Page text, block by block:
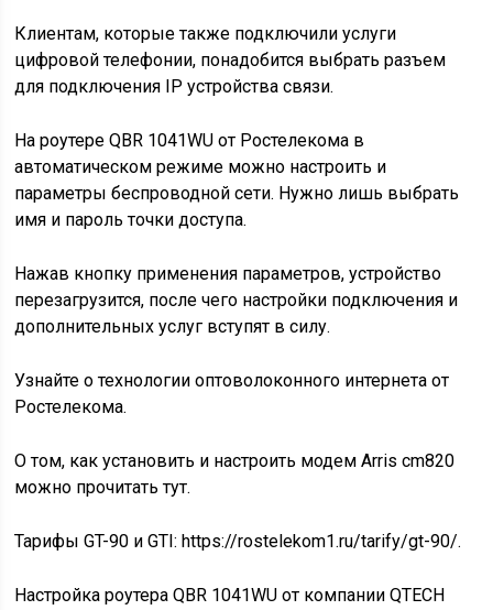
Клиентам, которые также подключили услуги
цифровой телефонии, понадобится выбрать разъем
для подключения IP устройства связи.
На роутере QBR 1041WU от Ростелекома в
автоматическом режиме можно настроить и
параметры беспроводной сети. Нужно лишь выбрать
имя и пароль точки доступа.
Нажав кнопку применения параметров, устройство
перезагрузится, после чего настройки подключения и
дополнительных услуг вступят в силу.
Узнайте о технологии оптоволоконного интернета от
Ростелекома.
О том, как установить и настроить модем Arris cm820
можно прочитать тут.
Тарифы GT-90 и GTI: https://rostelekom1.ru/tarify/gt-90/.
Настройка роутера QBR 1041WU от компании QTECH